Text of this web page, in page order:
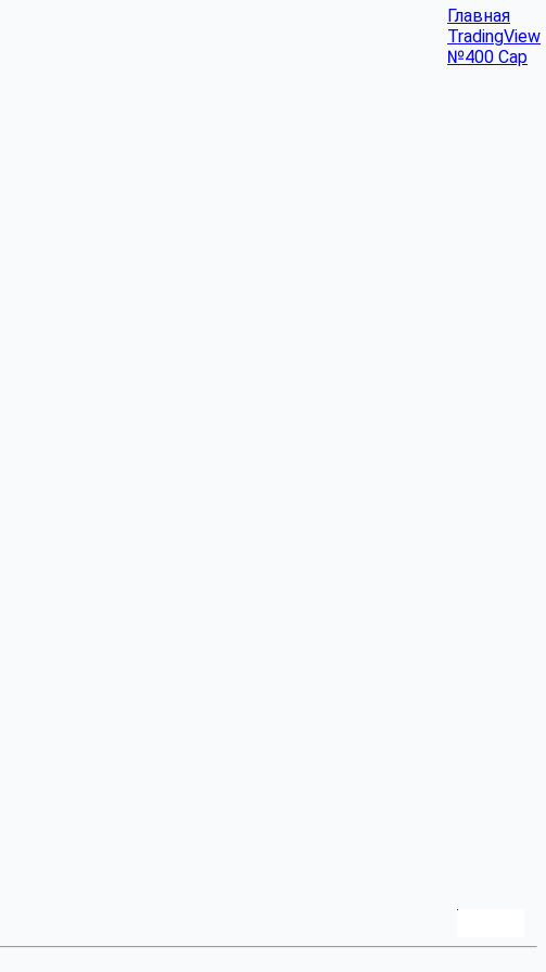
Главная
TradingView
№400 Cap